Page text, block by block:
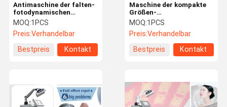
Antimaschine der falten-
fotodynamischen
Therapie für Akne-
Behandlung/Pigment-
Abbau
MOQ:1PCS
Preis:Verhandelbar
Bestpreis
Kontakt
Maschine der kompakte
Größen-
fotodynamischen
Therapie zur Falten-
Abbau-hohen Sicherheit
MOQ:1PCS
Preis:Verhandelbar
Bestpreis
Kontakt